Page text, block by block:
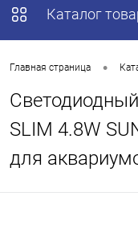
Каталог
Главная страница •
SLIM 4.8W
для